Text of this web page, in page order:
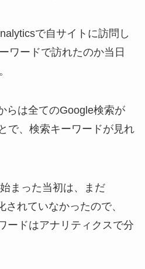
で自サイトに訪問し
ワードで訪れたのか当日
らは全てのGoogle検索が
で、検索キーワードが見れ
まった当初は、まだ
れていなかったので、
ードはアナリティクスで分